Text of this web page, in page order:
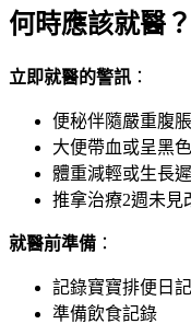
何時應該就醫
立即就醫的警訊 ：
便秘伴隨嚴重腹
大便帶血或呈黑色
體重減輕或生長
推拿治療2週未見
就醫前準備 ：
記錄寶寶排便日
準備飲食記錄